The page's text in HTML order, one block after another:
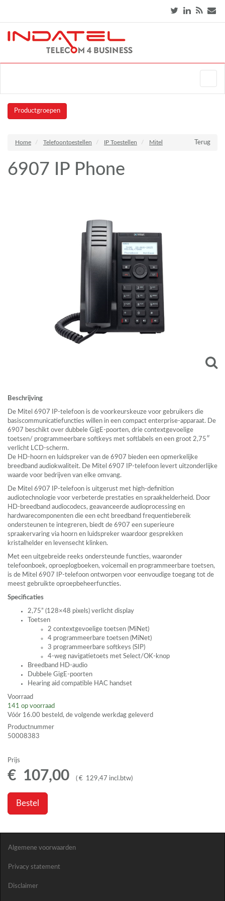
Productgroepen
Terug
Home Telefoontoestellen IP Toestellen Mitel
6907 IP Phone
Beschrijving
De Mitel 6907 IP-telefoon is de voorkeurskeuze voor gebruikers die
basiscommunicatiefuncties willen in een compact enterprise-apparaat. De
6907 beschikt over dubbele GigE-poorten, drie contextgevoelige
toetsen/ programmeerbare softkeys met softlabels en een groot 2,75ʺ
verlicht LCD-scherm.
De HD-hoorn en luidspreker van de 6907 bieden een opmerkelijke
breedband audiokwaliteit. De Mitel 6907 IP-telefoon levert uitzonderlijke
waarde voor bedrijven van elke omvang.
De Mitel 6907 IP-telefoon is uitgerust met high-definition
audiotechnologie voor verbeterde prestaties en spraakhelderheid. Door
HD-breedband audiocodecs, geavanceerde audioprocessing en
hardwarecomponenten die een echt breedband frequentiebereik
ondersteunen te integreren, biedt de 6907 een superieure
spraakervaring via hoorn en luidspreker waardoor gesprekken
kristalhelder en levensecht klinken.
Met een uitgebreide reeks ondersteunde functies, waaronder
telefoonboek, oproeplogboeken, voicemail en programmeerbare toetsen,
is de Mitel 6907 IP-telefoon ontworpen voor eenvoudige toegang tot de
meest gebruikte oproepbeheerfuncties.
Specificaties
2,75” (128×48 pixels) verlicht display
Toetsen
2 contextgevoelige toetsen (MiNet)
4 programmeerbare toetsen (MiNet)
3 programmeerbare softkeys (SIP)
4-weg navigatietoets met Select/OK-knop
Breedband HD-audio
Dubbele GigE-poorten
Hearing aid compatible HAC handset
Voorraad
141 op voorraad
Vóór 16.00 besteld, de volgende werkdag geleverd
Productnummer
50008383
Prijs
€ 107,00 ( € 129,47 incl.btw)
Bestel
Algemene voorwaarden
Privacy statement
Disclaimer